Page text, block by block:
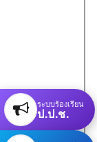
ระบบร้องเรียน
ป.ป.ช.